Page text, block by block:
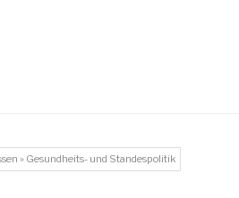
» Gesundheits- und Standespolitik